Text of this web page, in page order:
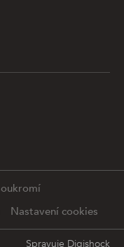
ke shromažďování a
webu, zajištění
ke zlepšení a
se všemi cookies
Nastavení cookies
Spravuje Digishock